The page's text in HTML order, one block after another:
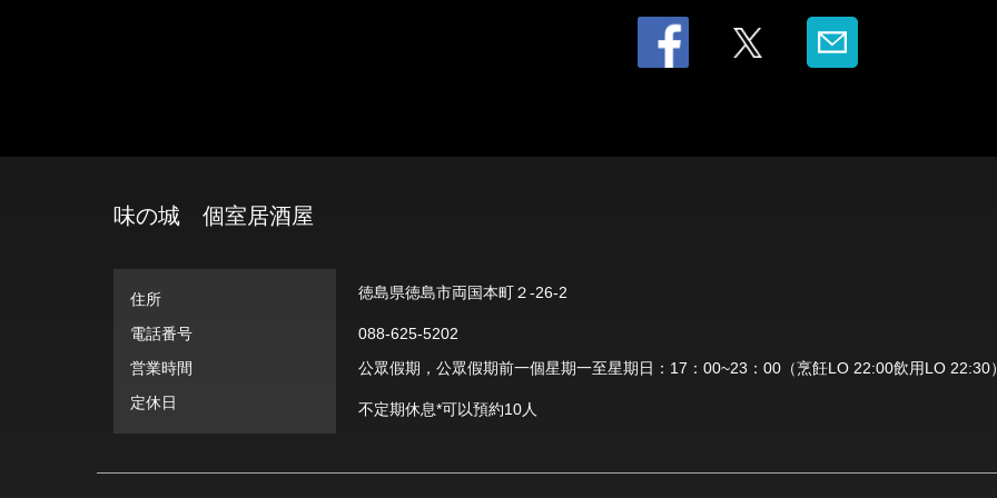
味の城 個室居酒屋
住所 徳島県徳島市両国本町２-26-2
電話番号
088-625-5202
営業時間
公眾假期，公眾假期前一個星期一至星期日：17：00~23：00（烹飪LO 22:00飲用LO 22:30
定休日
不定期休息*可以預約10人